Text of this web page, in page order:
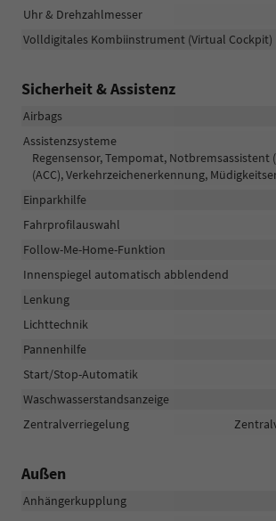
Uhr & Drehzahlmesser
Volldigitales Kombiinstrument (Virtual Cockpit)
Sicherheit & Assistenz
Airbags
Assistenzsysteme
Regensensor, Tempomat,
(ACC), Verkehrzeichenerkennung,
Einparkhilfe
Fahrprofilauswahl
Follow-Me-Home-Funktion
Innenspiegel automatisch abblendend
Lenkung
Lichttechnik
Pannenhilfe
Start/Stop-Automatik
Waschwasserstandsanzeige
Zentralverriegelung
Außen
Anhängerkupplung